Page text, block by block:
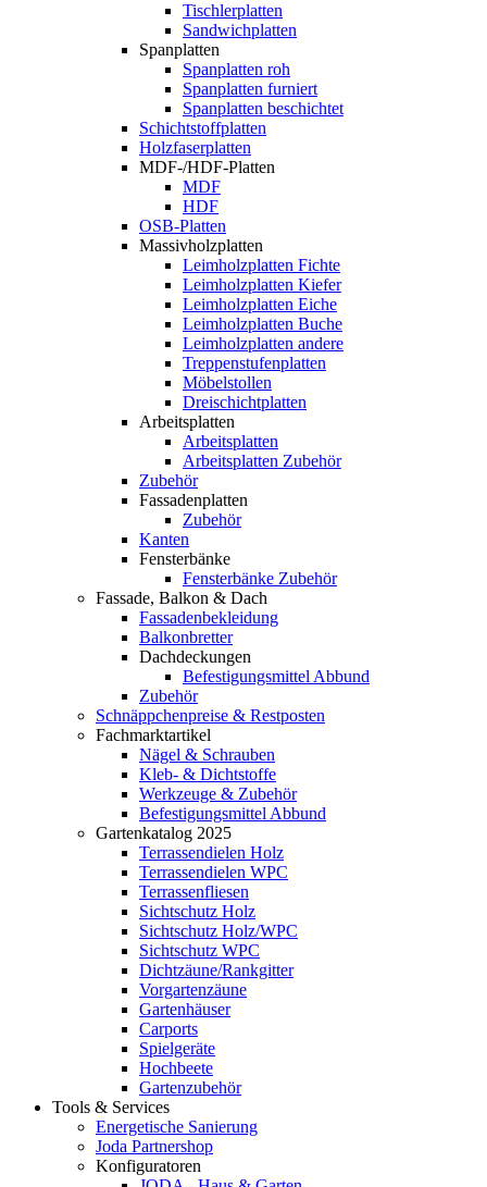
Tischlerplatten
Sandwichplatten
Spanplatten
Spanplatten roh
Spanplatten furniert
Spanplatten beschichtet
Schichtstoffplatten
Holzfaserplatten
MDF-/HDF-Platten
MDF
HDF
OSB-Platten
Massivholzplatten
Leimholzplatten Fichte
Leimholzplatten Kiefer
Leimholzplatten Eiche
Leimholzplatten Buche
Leimholzplatten andere
Treppenstufenplatten
Möbelstollen
Dreischichtplatten
Arbeitsplatten
Arbeitsplatten
Arbeitsplatten Zubehör
Zubehör
Fassadenplatten
Zubehör
Kanten
Fensterbänke
Fensterbänke Zubehör
Fassade, Balkon & Dach
Fassadenbekleidung
Balkonbretter
Dachdeckungen
Befestigungsmittel Abbund
Zubehör
Schnäppchenpreise & Restposten
Fachmarktartikel
Nägel & Schrauben
Kleb- & Dichtstoffe
Werkzeuge & Zubehör
Befestigungsmittel Abbund
Gartenkatalog 2025
Terrassendielen Holz
Terrassendielen WPC
Terrassenfliesen
Sichtschutz Holz
Sichtschutz Holz/WPC
Sichtschutz WPC
Dichtzäune/Rankgitter
Vorgartenzäune
Gartenhäuser
Carports
Spielgeräte
Hochbeete
Gartenzubehör
Tools & Services
Energetische Sanierung
Joda Partnershop
Konfiguratoren